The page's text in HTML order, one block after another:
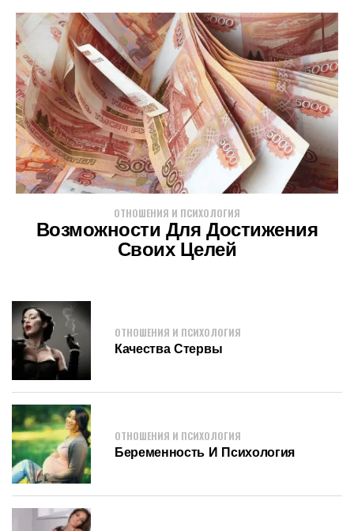
ОТНОШЕНИЯ И ПСИХОЛОГИЯ
Возможности Для Достижения
Своих Целей
ОТНОШЕНИЯ И ПСИХОЛОГИЯ
Качества Стервы
ОТНОШЕНИЯ И ПСИХОЛОГИЯ
Беременность И Психология